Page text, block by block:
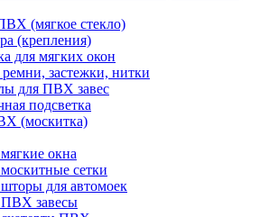
(мягкое стекло)
(крепления)
для мягких окон
застежки, нитки
для ПВХ завес
подсветка
(москитка)
окна
сетки
для автомоек
завесы